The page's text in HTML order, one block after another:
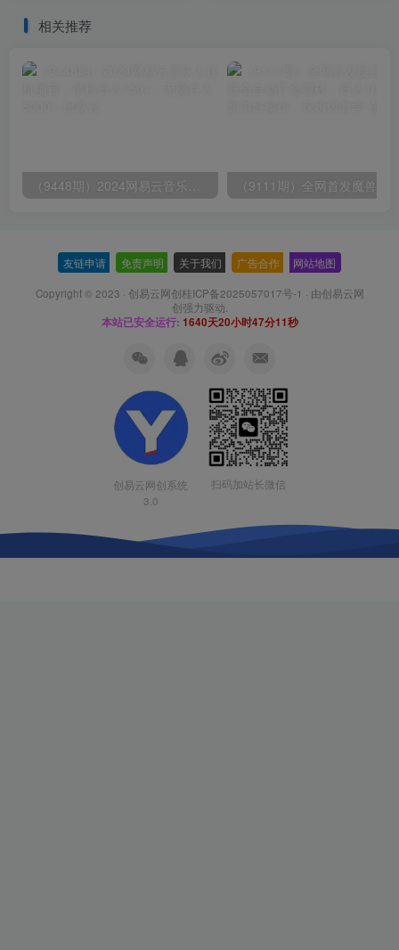
相关推荐
友链申请 免责声明 关于我们 广告合作 网站地图
Copyright © 2023 · 创易云网创桂ICP备2025057017号-1 · 由创易云网
创强力驱动.
本站已安全运行: 1640天20小时47分11秒
创易云网创系统
3.0
扫码加站长微信